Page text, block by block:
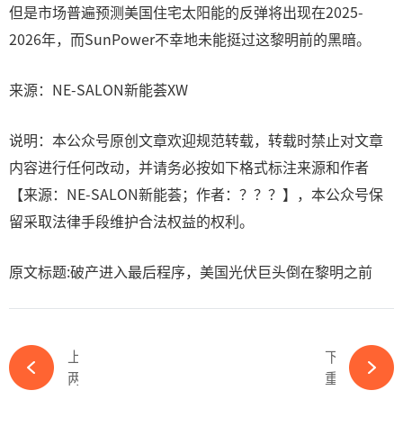
但是市场普遍预测美国住宅太阳能的反弹将出现在2025-
2026年，而SunPower不幸地未能挺过这黎明前的黑暗。
来源：NE-SALON新能荟XW
说明：本公众号原创文章欢迎规范转载，转载时禁止对文章
内容进行任何改动，并请务必按如下格式标注来源和作者
【来源：NE-SALON新能荟；作者：？？？】，本公众号保
留采取法律手段维护合法权益的权利。
原文标题:破产进入最后程序，美国光伏巨头倒在黎明之前
下一篇
重大利好！广东力争新建学校屋顶光伏覆盖率2025年达到50%-必赢体育官网网站